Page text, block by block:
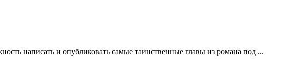
написать и опубликовать самые таинственные главы из романа под ...